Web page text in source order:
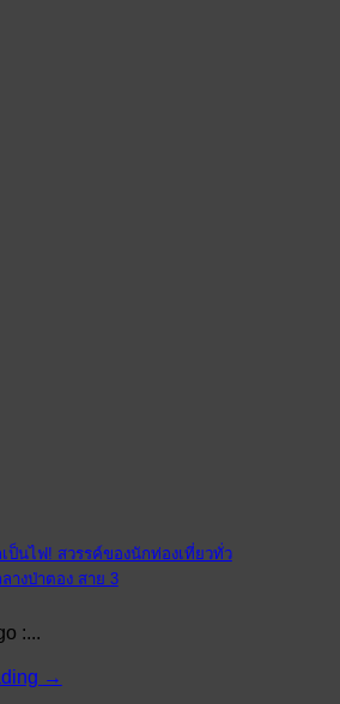
ป็นไฟ! สวรรค์ของนักท่องเที่ยวทั่ว
างป่าตอง สาย 3
:...
→